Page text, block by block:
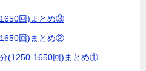
回)まとめ③
回)まとめ②
(1250-1650回)まとめ①